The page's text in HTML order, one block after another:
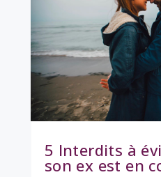
5 Interdits à
son ex est en